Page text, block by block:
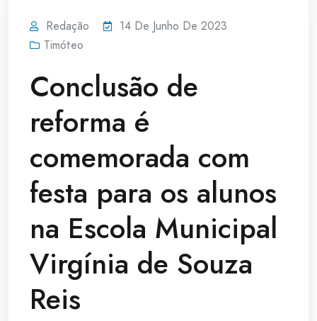
Redação
14 De Junho De 2023
Timóteo
Conclusão de
reforma é
comemorada com
festa para os alunos
na Escola Municipal
Virgínia de Souza
Reis